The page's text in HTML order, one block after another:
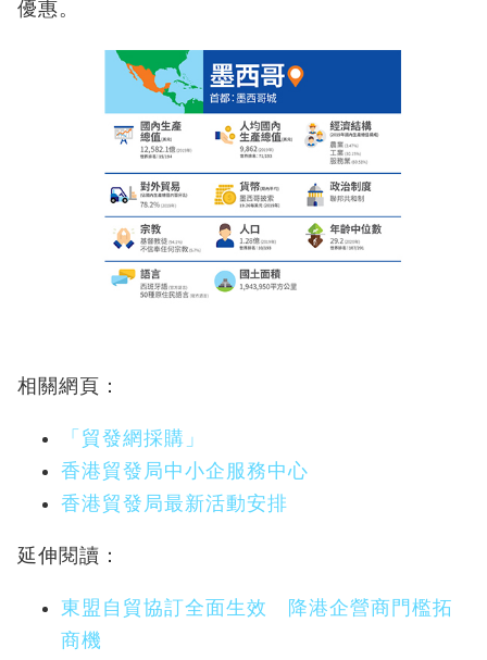
優惠。
相關網頁：
「貿發網採購」
香港貿發局中小企服務中心
香港貿發局最新活動安排
延伸閱讀：
東盟自貿協訂全面生效 降港企營商門檻拓
商機